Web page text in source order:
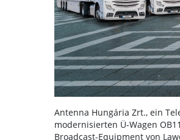
Antenna Hungária Zrt., ein
modernisierten Ü-Wagen
Broadcast-Equipment von